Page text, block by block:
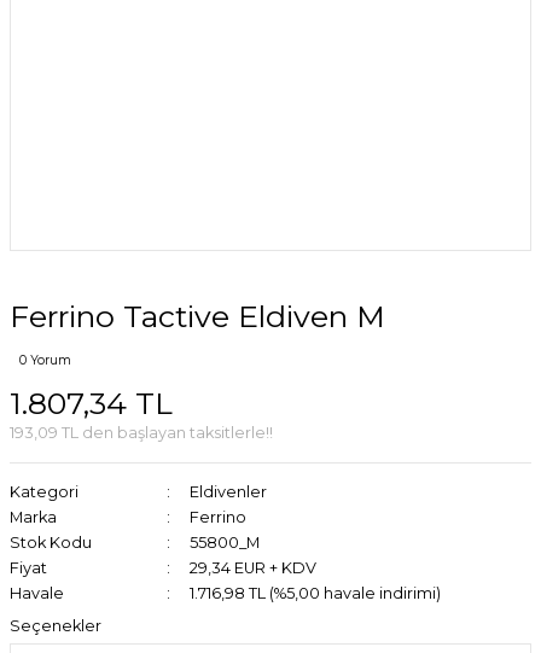
Ferrino Tactive Eldiven M
0 Yorum
1.807,34 TL
193,09 TL den başlayan taksitlerle!!
Kategori
Eldivenler
Marka
Ferrino
Stok Kodu
55800_M
Fiyat
29,34 EUR + KDV
Havale
1.716,98 TL (%5,00 havale indirimi)
Seçenekler